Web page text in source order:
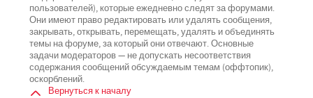
пользователей), которые ежедневно следят за форумами.
Они имеют право редактировать или удалять сообщения,
закрывать, открывать, перемещать, удалять и объединять
темы на форуме, за который они отвечают. Основные
задачи модераторов — не допускать несоответствия
содержания сообщений обсуждаемым темам (оффтопик),
оскорблений.
Вернуться к началу